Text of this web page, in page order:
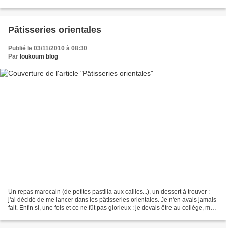
Pâtisseries orientales
Publié le 03/11/2010 à 08:30
Par loukoum blog
Un repas marocain (de petites pastilla aux cailles...), un dessert à trouver :
j'ai décidé de me lancer dans les pâtisseries orientales. Je n'en avais jamais
fait. Enfin si, une fois et ce ne fût pas glorieux : je devais être au collège, ma